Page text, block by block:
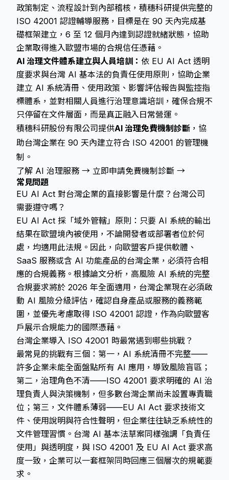
政策制定、流程設計到內部稽核，積穗科研提供完整的
ISO 42001 認證輔導服務，目標是在 90 天內完成基
礎框架建立，6 至 12 個月內達到認證就緒狀態，協助
企業取得進入歐盟市場的合規信任憑藉。
AI 治理文件體系建立與人員培訓： 依 EU AI Act 透明
度要求與台灣 AI 基本法的負責任使用原則，協助企業
建立 AI 系統清冊、使用政策、影響評估報告與監控指
標體系，並對相關人員進行治理意識培訓，確保合規不
只停留在文件層面，而是真正融入日常營運。
積穗科研股份有限公司提供AI 治理免費機制診斷 ，協
助台灣企業在 90 天內建立符合 ISO 42001 的管理機
制。
了解 AI 治理服務 → 立即申請免費機制診斷 →
常見問題
EU AI Act 對台灣企業的直接影響是什麼？台灣公司
需要遵守嗎？
EU AI Act 採「域外管轄」原則：只要 AI 系統的輸出
結果在歐盟境內被使用，不論開發者或部署者位於何
處，均適用此法規。因此，向歐盟客戶提供軟體、
SaaS 服務或含 AI 功能產品的台灣企業，必須符合相
應的合規義務。根據論文分析，高風險 AI 系統的完整
合規要求將於 2026 年全面適用，台灣企業現在必須啟
動 AI 風險分級評估，確認自身產品或服務的義務範
圍，並優先考慮取得 ISO 42001 認證，作為向歐盟客
戶展示合規能力的國際憑藉。
台灣企業導入 ISO 42001 時最常遇到哪些挑戰？
最常見的挑戰有三個：第一，AI 系統清冊不完整——
許多企業未能全面盤點所有 AI 應用，導致風險盲區；
第二，治理角色不清——ISO 42001 要求明確的 AI 治
理負責人與決策機制，但多數台灣企業尚未設置專責職
位；第三，文件體系薄弱——EU AI Act 要求技術文
件、使用說明與符合性聲明，但企業往往缺乏系統性的
文件管理習慣。台灣 AI 基本法草案同樣強調「負責任
使用」與透明度，與 ISO 42001 及 EU AI Act 要求高
度一致，企業可以一套框架同時回應三個層次的規範要
求。